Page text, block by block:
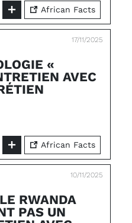
African Facts
17/11/2025
«
AVEC
African Facts
10/11/2025
RWANDA
PAS UN